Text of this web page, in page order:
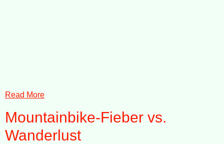
Read More
Mountainbike-Fieber vs.
Wanderlust